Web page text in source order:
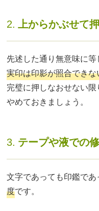
2. 上からかぶせて
先述した通り無意味に等
実印は印影が照合でき
完璧に押しなおせない
やめておきましょう。
3. テープや液での
文字であっても印鑑であ
度です。